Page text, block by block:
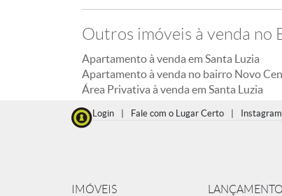
Outros imóveis à venda
Apartamento à venda em Santa Luzia
Apartamento à venda no bairro Novo
Área Privativa à venda em Santa Luzia
Login Fale com o Lugar Certo Instagram
IMÓVEIS